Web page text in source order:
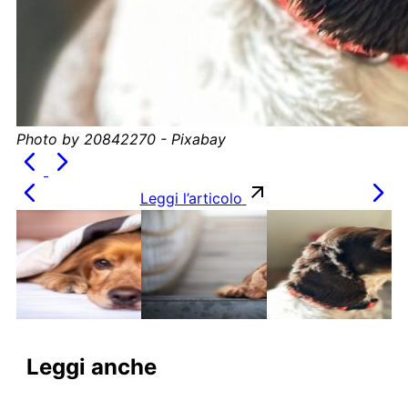
Photo by 20842270 - Pixabay
Leggi l’articolo
Leggi anche